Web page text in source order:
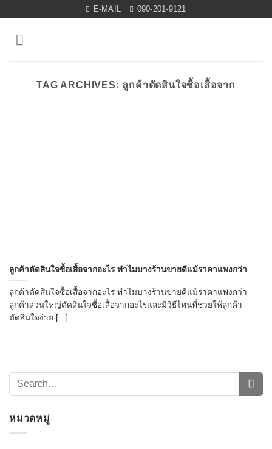
content
E-MAIL 090-201-9121
TAG ARCHIVES: ลูกค้าตัดสินใจซื้อเสื้อจาก
ลูกค้าตัดสินใจซื้อเสื้อจากอะไร ทำไมบางร้านขายดีแม้ราคาแพงกว่า
ลูกค้าตัดสินใจซื้อเสื้อจากอะไร ทำไมบางร้านขายดีแม้ราคาแพงกว่า
ลูกค้าส่วนใหญ่ตัดสินใจซื้อเสื้อจากอะไรและมีวิธีไหนที่ช่วยให้ลูกค้า
ตัดสินใจง่าย [...]
หมวดหมู่